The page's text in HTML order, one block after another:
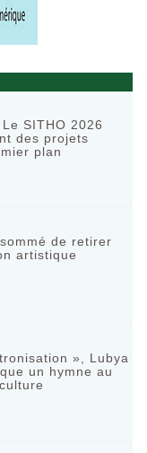
SITHO 2026
des projets
plan
de retirer
artistique
», Lubya
un hymne au